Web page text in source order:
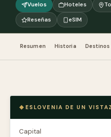
Vuelos Hoteles
Reseñas
eSIM
Resumen Historia Destinos
ESLOVENIA DE UN
Capital